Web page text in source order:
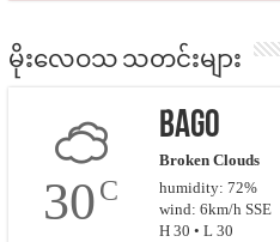
မိုးလေဝသ သတင်းများ
30C
Bago
Broken Clouds
humidity: 72%
wind: 6km/h SSE
H 30 • L 30